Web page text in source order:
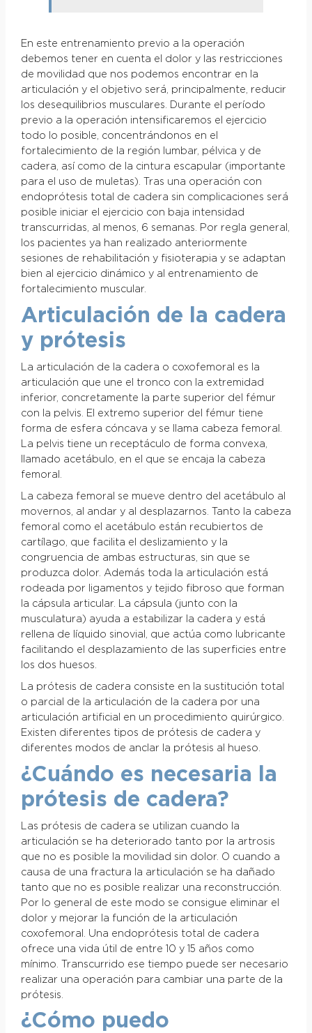
En este entrenamiento previo a la operación
debemos tener en cuenta el dolor y las restricciones
de movilidad que nos podemos encontrar en la
articulación y el objetivo será, principalmente, reducir
los desequilibrios musculares. Durante el período
previo a la operación intensificaremos el ejercicio
todo lo posible, concentrándonos en el
fortalecimiento de la región lumbar, pélvica y de
cadera, así como de la cintura escapular (importante
para el uso de muletas). Tras una operación con
endoprótesis total de cadera sin complicaciones será
posible iniciar el ejercicio con baja intensidad
transcurridas, al menos, 6 semanas. Por regla general,
los pacientes ya han realizado anteriormente
sesiones de rehabilitación y fisioterapia y se adaptan
bien al ejercicio dinámico y al entrenamiento de
fortalecimiento muscular.
Articulación de la cadera
y prótesis
La articulación de la cadera o coxofemoral es la
articulación que une el tronco con la extremidad
inferior, concretamente la parte superior del fémur
con la pelvis. El extremo superior del fémur tiene
forma de esfera cóncava y se llama cabeza femoral.
La pelvis tiene un receptáculo de forma convexa,
llamado acetábulo, en el que se encaja la cabeza
femoral.
La cabeza femoral se mueve dentro del acetábulo al
movernos, al andar y al desplazarnos. Tanto la cabeza
femoral como el acetábulo están recubiertos de
cartílago, que facilita el deslizamiento y la
congruencia de ambas estructuras, sin que se
produzca dolor. Además toda la articulación está
rodeada por ligamentos y tejido fibroso que forman
la cápsula articular. La cápsula (junto con la
musculatura) ayuda a estabilizar la cadera y está
rellena de líquido sinovial, que actúa como lubricante
facilitando el desplazamiento de las superficies entre
los dos huesos.
La prótesis de cadera consiste en la sustitución total
o parcial de la articulación de la cadera por una
articulación artificial en un procedimiento quirúrgico.
Existen diferentes tipos de prótesis de cadera y
diferentes modos de anclar la prótesis al hueso.
¿Cuándo es necesaria la
prótesis de cadera?
Las prótesis de cadera se utilizan cuando la
articulación se ha deteriorado tanto por la artrosis
que no es posible la movilidad sin dolor. O cuando a
causa de una fractura la articulación se ha dañado
tanto que no es posible realizar una reconstrucción.
Por lo general de este modo se consigue eliminar el
dolor y mejorar la función de la articulación
coxofemoral. Una endoprótesis total de cadera
ofrece una vida útil de entre 10 y 15 años como
mínimo. Transcurrido ese tiempo puede ser necesario
realizar una operación para cambiar una parte de la
prótesis.
¿Cómo puedo